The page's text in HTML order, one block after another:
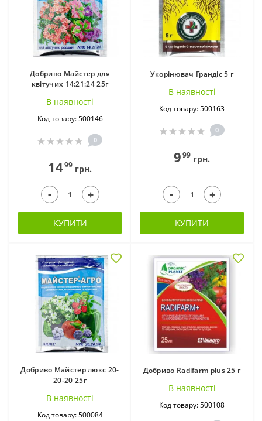
Добриво Майстер для
квітучих 14:21:24 25г
В наявностi
Код товару: 500146
0
1499 грн.
- +
КУПИТИ
Укорінювач Грандіс 5 г
В наявностi
Код товару: 500163
0
999 грн.
- +
КУПИТИ
Добриво Майстер люкс 20-
20-20 25г
В наявностi
Код товару: 500084
Добриво Radifarm plus 25 г
В наявностi
Код товару: 500108